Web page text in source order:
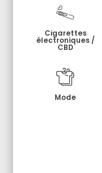
Cigarettes
électroniques /
CBD
Mode